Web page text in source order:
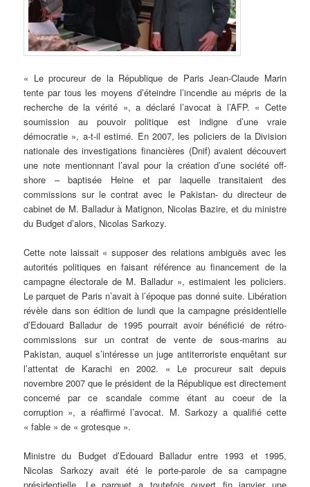
« Le procureur de la République de Paris Jean-Claude Marin
tente par tous les moyens d’éteindre l’incendie au mépris de la
recherche de la vérité », a déclaré l’avocat à l’AFP. « Cette
soumission au pouvoir politique est indigne d’une vraie
démocratie », a-t-il estimé. En 2007, les policiers de la Division
nationale des investigations financières (Dnif) avaient découvert
une note mentionnant l’aval pour la création d’une société off-
shore – baptisée Heine et par laquelle transitaient des
commissions sur le contrat avec le Pakistan- du directeur de
cabinet de M. Balladur à Matignon, Nicolas Bazire, et du ministre
du Budget d’alors, Nicolas Sarkozy.
Cette note laissait « supposer des relations ambiguës avec les
autorités politiques en faisant référence au financement de la
campagne électorale de M. Balladur », estimaient les policiers.
Le parquet de Paris n’avait à l’époque pas donné suite. Libération
révèle dans son édition de lundi que la campagne présidentielle
d’Edouard Balladur de 1995 pourrait avoir bénéficié de rétro-
commissions sur un contrat de vente de sous-marins au
Pakistan, auquel s’intéresse un juge antiterroriste enquêtant sur
l’attentat de Karachi en 2002. « Le procureur sait depuis
novembre 2007 que le président de la République est directement
concerné par ce scandale comme étant au coeur de la
corruption », a réaffirmé l’avocat. M. Sarkozy a qualifié cette
« fable » de « grotesque ».
Ministre du Budget d’Edouard Balladur entre 1993 et 1995,
Nicolas Sarkozy avait été le porte-parole de sa campagne